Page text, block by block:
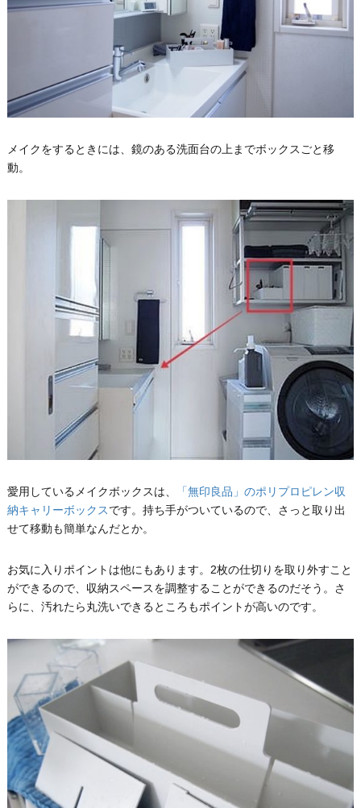
メイクをするときには、鏡のある洗面台の上までボックスごと移
動。
愛用しているメイクボックスは、
「無印良品」のポリプロピレン収
納キャリーボックスです。持ち手がついているので、さっと取り出
せて移動も簡単なんだとか。
お気に入りポイントは他にもあります。2枚の仕切りを取り外すこと
ができるので、収納スペースを調整することができるのだそう。さ
らに、汚れたら丸洗いできるところもポイントが高いのです。